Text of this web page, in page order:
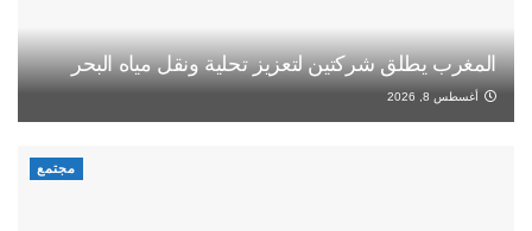
المغرب يطلق شركتين لتعزيز تحلية ونقل مياه البحر
أغسطس 8, 2026
مجتمع